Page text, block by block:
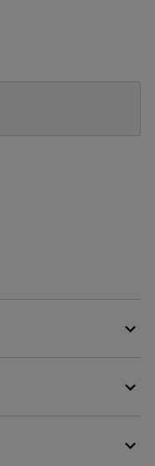
regala koje su